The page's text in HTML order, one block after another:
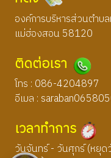
องค์การบริหารส่วนตำบ
แม่ฮ่องสอน 58120
ติดต่อเรา
โทร : 086-4204897
อีเมล :
เวลาทำการ
วันจันทร์ - วันศุกร์ (หยุด